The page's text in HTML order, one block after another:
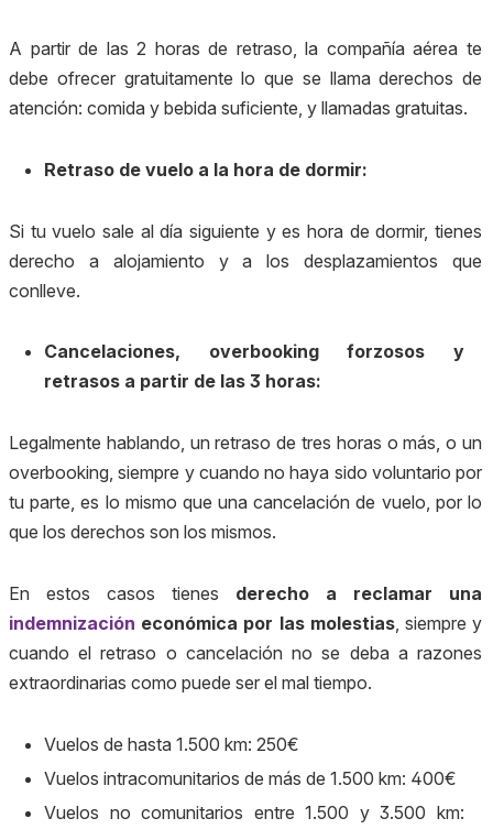
A partir de las 2 horas de retraso, la compañía aérea te
debe ofrecer gratuitamente lo que se llama derechos de
atención: comida y bebida suficiente, y llamadas gratuitas.
Retraso de vuelo a la hora de dormir:
Si tu vuelo sale al día siguiente y es hora de dormir, tienes
derecho a alojamiento y a los desplazamientos que
conlleve.
Cancelaciones, overbooking forzosos y
retrasos a partir de las 3 horas:
Legalmente hablando, un retraso de tres horas o más, o un
overbooking, siempre y cuando no haya sido voluntario por
tu parte, es lo mismo que una cancelación de vuelo, por lo
que los derechos son los mismos.
En estos casos tienes derecho a reclamar una
indemnización económica por las molestias, siempre y
cuando el retraso o cancelación no se deba a razones
extraordinarias como puede ser el mal tiempo.
Vuelos de hasta 1.500 km: 250€
Vuelos intracomunitarios de más de 1.500 km: 400€
Vuelos no comunitarios entre 1.500 y 3.500 km: